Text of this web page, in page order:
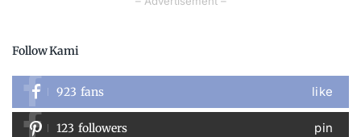
Follow Kami
923 fans like
123 followers pin